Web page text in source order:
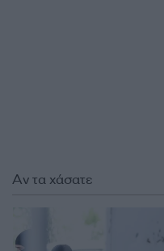
Αν τα χάσατε